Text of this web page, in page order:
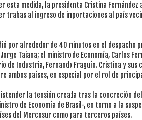
esta medida, la presidenta Cristina
trabas al ingreso de importaciones al país
por alrededor de 40 minutos en el despacho
Taiana; el ministro de Economía, Carlos
de Industria, Fernando Fraguío. Cristina y
ambos países, en especial por el rol de
la tensión creada tras la concreción
de Economía de Brasil-, en torno a la
del Mercosur como para terceros países.